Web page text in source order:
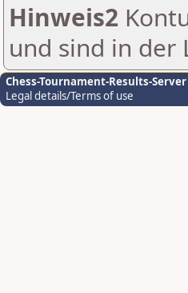
Hinweis2
und sind in der
Chess-Tournament-Results-Server
Legal details/Terms of use